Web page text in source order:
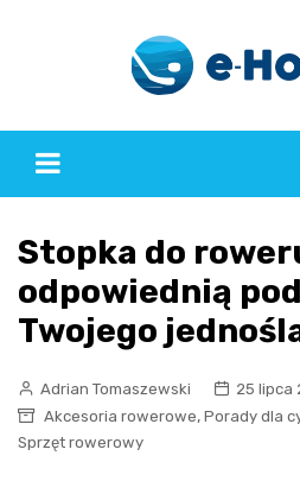
Stopka do
odpowiednią
Twojego
Adrian Tomaszewski
25 lipca
Akcesoria rowerowe, Porady dla
Sprzęt rowerowy